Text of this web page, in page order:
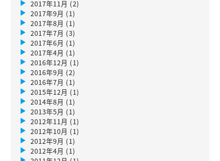
2017年11月 (2)
2017年9月 (1)
2017年8月 (1)
2017年7月 (3)
2017年6月 (1)
2017年4月 (1)
2016年12月 (1)
2016年9月 (2)
2016年7月 (1)
2015年12月 (1)
2014年8月 (1)
2013年5月 (1)
2012年11月 (1)
2012年10月 (1)
2012年9月 (1)
2012年4月 (1)